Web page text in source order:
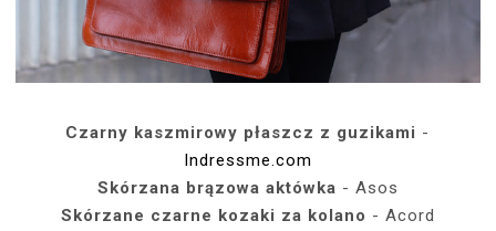
Czarny kaszmirowy płaszcz z guzikami -
Indressme.com
Skórzana brązowa aktówka - Asos
Skórzane czarne kozaki za kolano - Acord